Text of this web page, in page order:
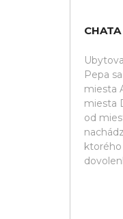
Pepa
miesta
miesta
od